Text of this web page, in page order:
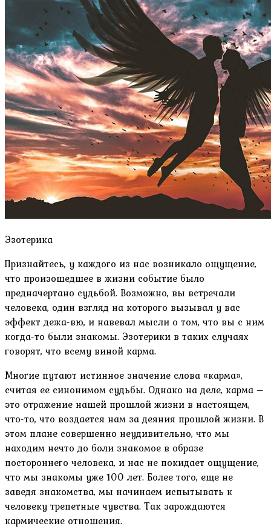
Эзотерика
Признайтесь, у каждого из нас возникало ощущение,
что произошедшее в жизни событие было
предначертано судьбой. Возможно, вы встречали
человека, один взгляд на которого вызывал у вас
эффект дежа-вю, и навевал мысли о том, что вы с ним
когда-то были знакомы. Эзотерики в таких случаях
говорят, что всему виной карма.
Многие путают истинное значение слова «карма»,
считая ее синонимом судьбы. Однако на деле, карма –
это отражение нашей прошлой жизни в настоящем,
что-то, что воздается нам за деяния прошлой жизни. В
этом плане совершенно неудивительно, что мы
находим нечто до боли знакомое в образе
постороннего человека, и нас не покидает ощущение,
что мы знакомы уже 100 лет. Более того, еще не
заведя знакомства, мы начинаем испытывать к
человеку трепетные чувства. Так зарождаются
кармические отношения.